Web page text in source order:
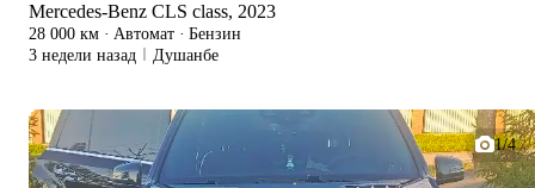
Mercedes-Benz CLS class, 2023
28 000 км · Автомат · Бензин
3 недели назад
Душанбе
1/4